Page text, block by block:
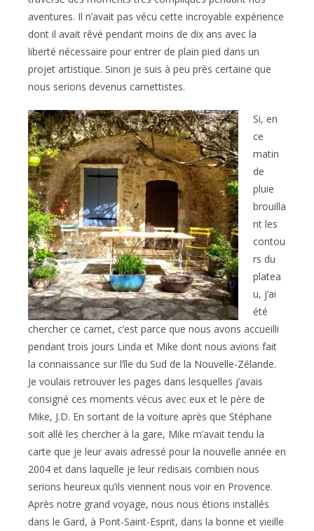
aventures. Il n’avait pas vécu cette incroyable expérience
dont il avait rêvé pendant moins de dix ans avec la
liberté nécessaire pour entrer de plain pied dans un
projet artistique. Sinon je suis à peu près certaine que
nous serions devenus carnettistes.
Si, en
ce
matin
de
pluie
brouilla
nt les
contou
rs du
platea
u, j’ai
été
chercher ce carnet, c’est parce que nous avons accueilli
pendant trois jours Linda et Mike dont nous avions fait
la connaissance sur l’île du Sud de la Nouvelle-Zélande.
Je voulais retrouver les pages dans lesquelles j’avais
consigné ces moments vécus avec eux et le père de
Mike, J.D. En sortant de la voiture après que Stéphane
soit allé les chercher à la gare, Mike m’avait tendu la
carte que je leur avais adressé pour la nouvelle année en
2004 et dans laquelle je leur redisais combien nous
serions heureux qu’ils viennent nous voir en Provence.
Après notre grand voyage, nous nous étions installés
dans le Gard, à Pont-Saint-Esprit, dans la bonne et vieille